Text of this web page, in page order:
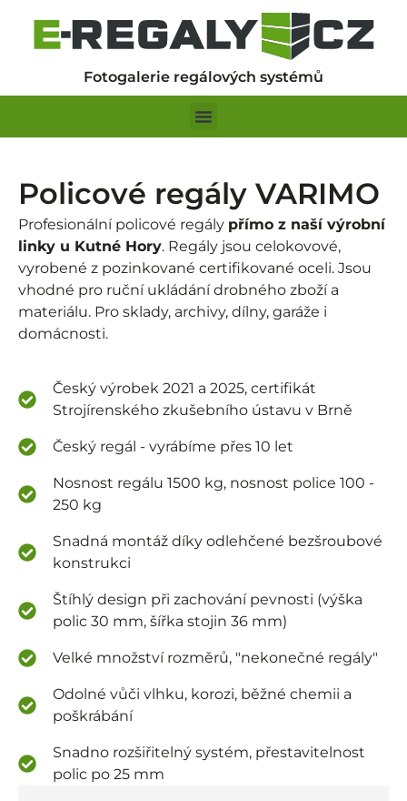
Fotogalerie regálových systémů
Policové regály VARIMO
Profesionální policové regály přímo z naší výrobní
linky u Kutné Hory. Regály jsou celokovové,
vyrobené z pozinkované certifikované oceli. Jsou
vhodné pro ruční ukládání drobného zboží a
materiálu. Pro sklady, archivy, dílny, garáže i
domácnosti.
Český výrobek 2021 a 2025, certifikát
Strojírenského zkušebního ústavu v Brně
Český regál - vyrábíme přes 10 let
Nosnost regálu 1500 kg, nosnost police 100 -
250 kg
Snadná montáž díky odlehčené bezšroubové
konstrukci
Štíhlý design při zachování pevnosti (výška
polic 30 mm, šířka stojin 36 mm)
Velké množství rozměrů, "nekonečné regály"
Odolné vůči vlhku, korozi, běžné chemii a
poškrábání
Snadno rozšiřitelný systém, přestavitelnost
polic po 25 mm